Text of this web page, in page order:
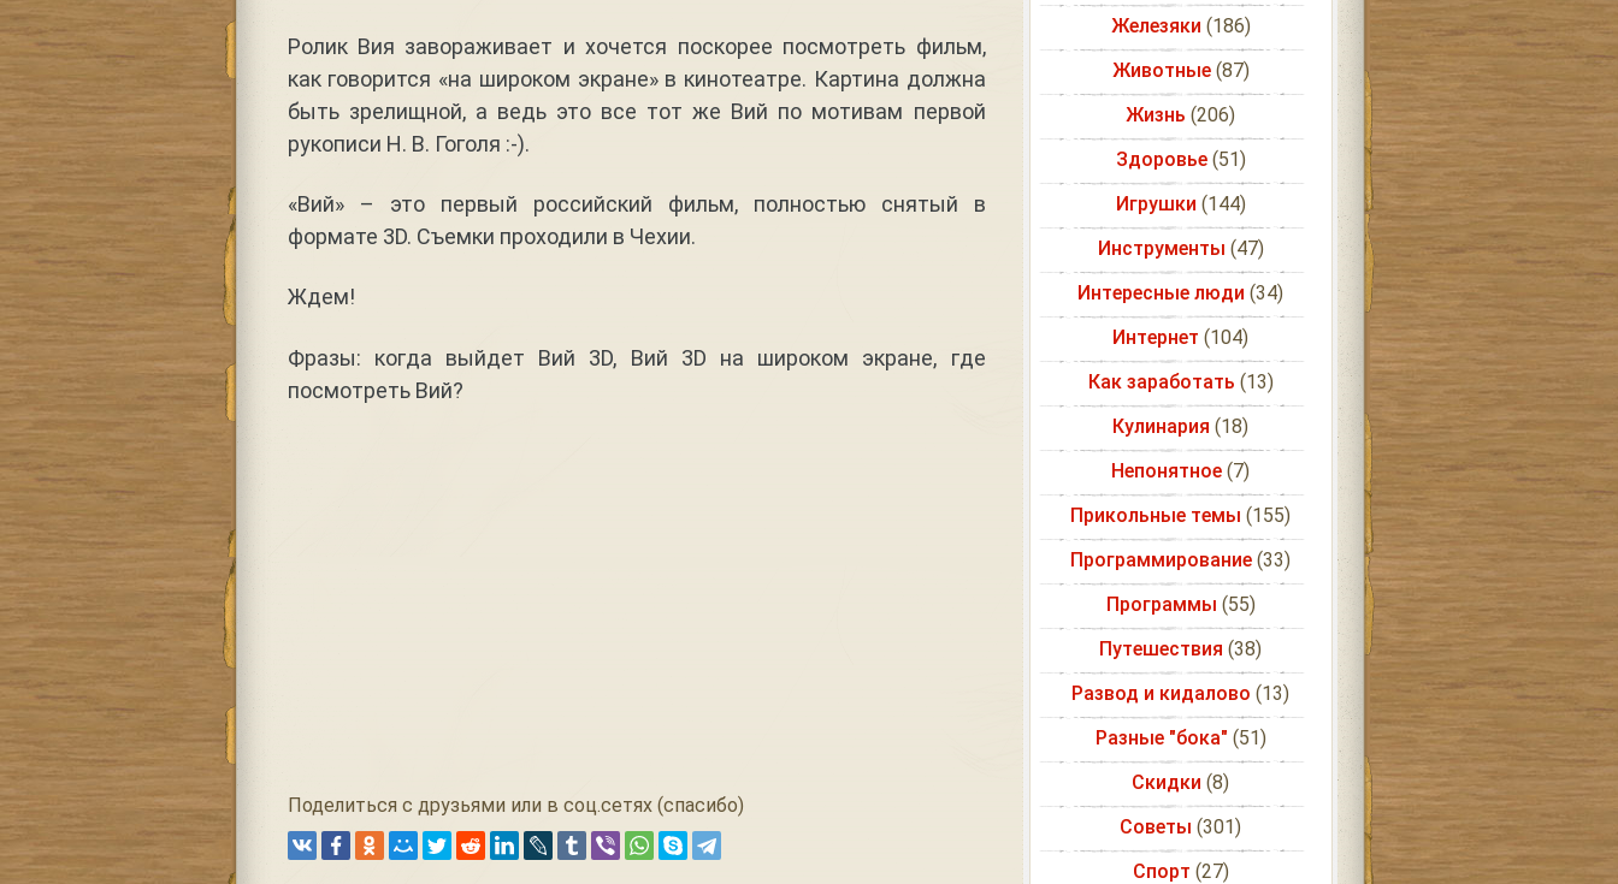
Ролик Вия завораживает и хочется поскорее посмотреть фильм,
как говорится «на широком экране» в кинотеатре. Картина должна
быть зрелищной, а ведь это все тот же Вий по мотивам первой
рукописи Н. В. Гоголя :-).
«Вий» – это первый российский фильм, полностью снятый в
формате 3D. Съемки проходили в Чехии.
Ждем!
Фразы: когда выйдет Вий 3D, Вий 3D на широком экране, где
посмотреть Вий?
Поделиться с друзьями или в соц.сетях (спасибо)
Железяки (186)
Животные(87)
Жизнь (206)
Здоровье(51)
Игрушки (144)
Инструменты (47)
Интересные люди (34)
Интернет (104)
Как заработать (13)
Кулинария (18)
Непонятное (7)
Прикольные темы (155)
Программирование (33)
Программы (55)
Путешествия (38)
Развод и кидалово (13)
Разные "бока" (51)
Скидки (8)
Советы (301)
Спорт (27)